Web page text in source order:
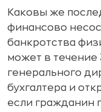
Каковы же
финансово
банкротства
может в течение
генерального
бухгалтера и
если гражданин